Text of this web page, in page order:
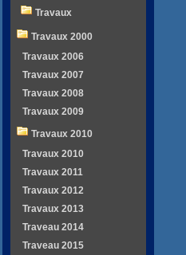
Travaux
Travaux 2000
Travaux 2006
Travaux 2007
Travaux 2008
Travaux 2009
Travaux 2010
Travaux 2010
Travaux 2011
Travaux 2012
Travaux 2013
Traveau 2014
Traveau 2015